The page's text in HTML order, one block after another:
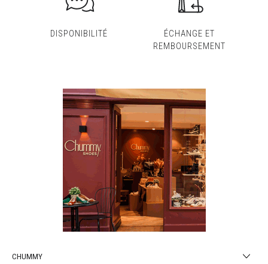
DISPONIBILITÉ
ÉCHANGE ET
REMBOURSEMENT
CHUMMY